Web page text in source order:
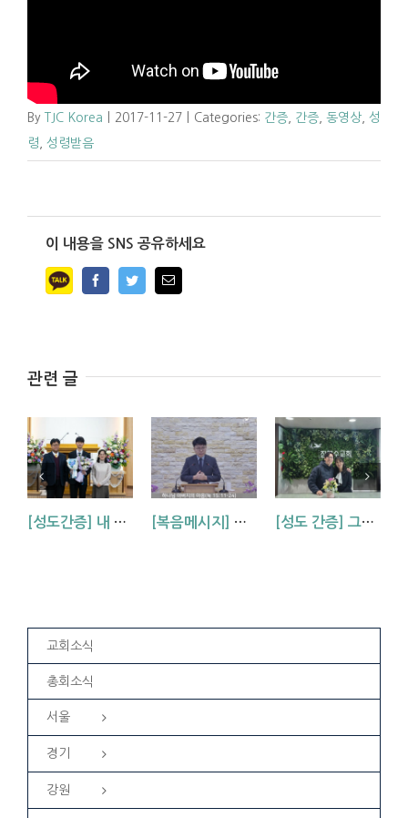
By TJC Korea 2017-11-27 Categories: 간증 간증 동영상 성
령
성령받음
이 내용을 SNS 공유하세요
FacebookTwitterEmail
관련 글
[성도간증] 내 삶에 역사하시는 하나님 (김기석 신학생 간증) [복음메시지] 하나님 아버지의 마음 (눅15:11~24) [성도 간증] 그때도, 지금도, 하나님은 살아 계십니다 (김원경 자매)
교회소식
총회소식
서울
경기
강원